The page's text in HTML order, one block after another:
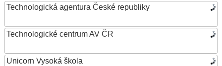
Technologická agentura České republiky
Technologické centrum AV ČR
Unicorn Vysoká škola